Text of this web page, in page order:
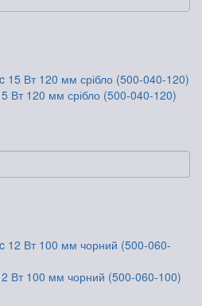
Вт 120 мм срібло (500-040-120)
Вт 100 мм чорний (500-060-100)